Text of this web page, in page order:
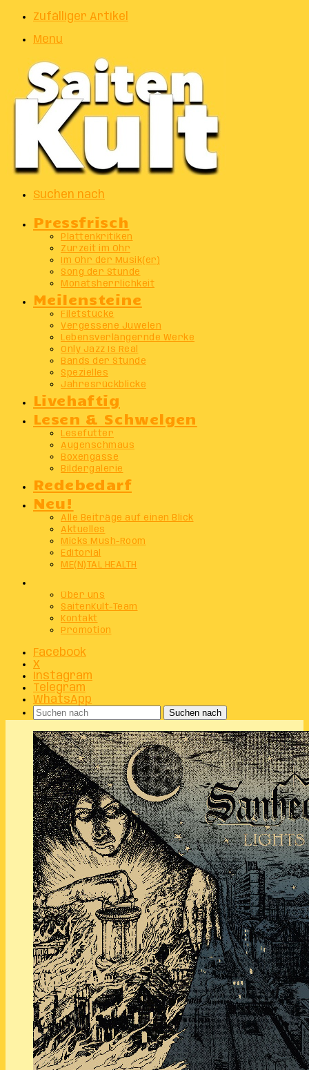
Zufälliger Artikel
Menu
Suchen nach
Pressfrisch
Plattenkritiken
Zurzeit im Ohr
Im Ohr der Musik(er)
Song der Stunde
Monatsherrlichkeit
Meilensteine
Filetstücke
Vergessene Juwelen
Lebensverlängernde Werke
Only Jazz Is Real
Bands der Stunde
Spezielles
Jahresrückblicke
Livehaftig
Lesen & Schwelgen
Lesefutter
Augenschmaus
Boxengasse
Bildergalerie
Redebedarf
Neu!
Alle Beiträge auf einen Blick
Aktuelles
Micks Mush-Room
Editorial
ME(N)TAL HEALTH
Über uns
SaitenKult-Team
Kontakt
Promotion
Facebook
X
Instagram
Telegram
WhatsApp
Suchen nach